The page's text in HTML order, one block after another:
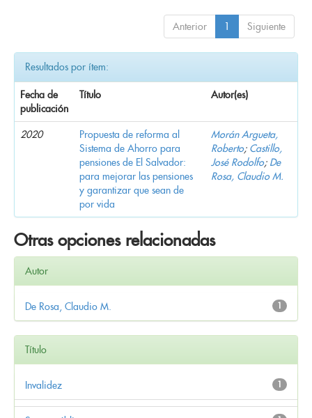
Anterior 1 Siguiente
Resultados por ítem:
Fecha de
publicación
Título Autor(es)
2020
Propuesta de reforma al
Sistema de Ahorro para
pensiones de El Salvador:
para mejorar las pensiones
y garantizar que sean de
por vida
Morán Argueta,
Roberto; Castillo,
José Rodolfo; De
Rosa, Claudio M.
Otras opciones relacionadas
Autor
1
De Rosa, Claudio M.
Título
1
Invalidez